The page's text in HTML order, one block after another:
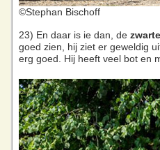
©Stephan Bischoff
23) En daar is ie dan, de zwarte
goed zien, hij ziet er geweldig
erg goed. Hij heeft veel bot en